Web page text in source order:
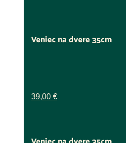
Veniec na dvere 35cm
39,00 €